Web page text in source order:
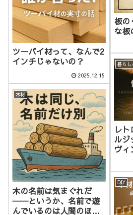
板の
な板
ツーバイ材って、なんで2
インチじゃないの？
2025.12.15
暮ら
レ
ルジ
ヴィ
ー
木材
木の名前は気まぐれだ
──というか、名前で遊
んでいるのは人間のほう
DIY